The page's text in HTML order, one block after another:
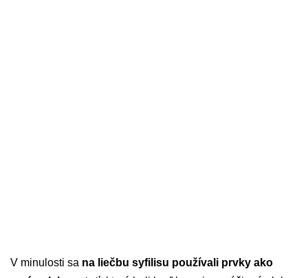
V minulosti sa na liečbu syfilisu používali prvky ako